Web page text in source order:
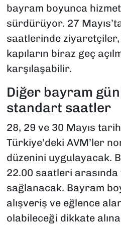
bayram boyunca
sürdürüyor. 27
saatlerinde ziyaretçiler,
kapıların biraz geç
karşılaşabilir.
Diğer bayram
standart saatler
28, 29 ve 30 Mayıs
Türkiye’deki AVM’ler
düzenini uygulayacak.
22.00 saatleri
sağlanacak. Bayram
alışveriş ve eğlence
olabileceği dikkate